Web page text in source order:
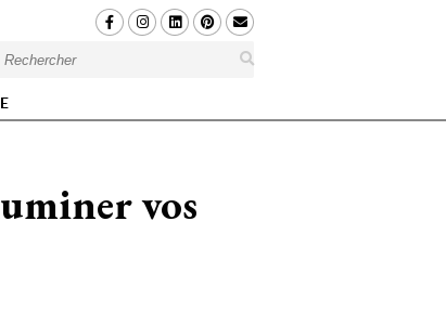
vos